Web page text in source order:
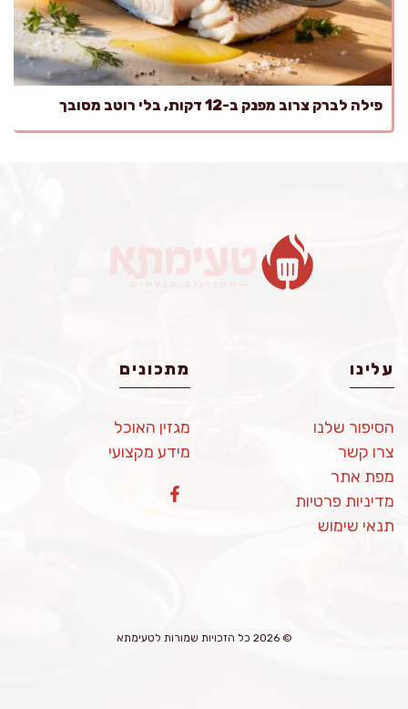
פילה לברק צרוב מפנק ב-12 דקות, בלי רוטב מסובך
עלינו
הסיפור שלנו
צרו קשר
מפת אתר
מדיניות פרטיות
תנאי שימוש
מתכונים
מגזין האוכל
מידע מקצועי
© 2026 כל הזכויות שמורות לטעימתא